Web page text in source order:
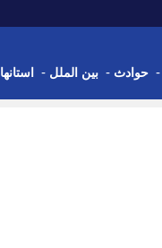
- حوادث - بین الملل - استانها